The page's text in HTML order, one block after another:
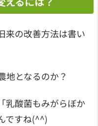
来の改善方法は書い
地となるのか？
乳酸菌もみがらぼか
ですね(^^)